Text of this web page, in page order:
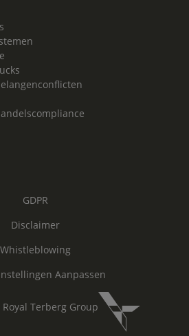
GDPR
Disclaimer
Whistleblowing
Aanpassen
Terberg Group